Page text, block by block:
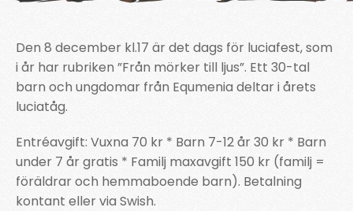
Den 8 december kl.17 är det dags för luciafest, som
i år har rubriken ”Från mörker till ljus”. Ett 30-tal
barn och ungdomar från Equmenia deltar i årets
luciatåg.
Entréavgift: Vuxna 70 kr * Barn 7-12 år 30 kr * Barn
under 7 år gratis * Familj maxavgift 150 kr (familj =
föräldrar och hemmaboende barn). Betalning
kontant eller via Swish.